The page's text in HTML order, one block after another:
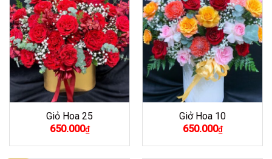
Giỏ Hoa 25
650.000₫
Giở Hoa 10
650.000₫